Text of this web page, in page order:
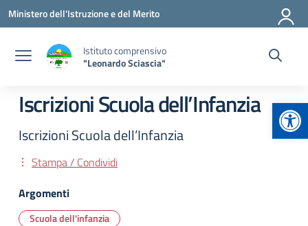
Vai ai contenuti
Vai al menu di navigazione
Vai al footer
Ministero dell'Istruzione e del Merito
Istituto comprensivo
"Leonardo Sciascia"
Iscrizioni Scuola dell’Infanzia
Iscrizioni Scuola dell’Infanzia
Stampa / Condividi
Argomenti
Scuola dell'infanzia